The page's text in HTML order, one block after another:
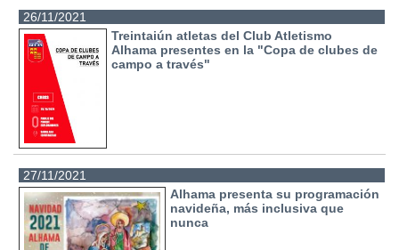
26/11/2021
Treintaiún atletas del Club Atletismo
Alhama presentes en la "Copa de clubes de
campo a través"
27/11/2021
Alhama presenta su programación
navideña, más inclusiva que
nunca